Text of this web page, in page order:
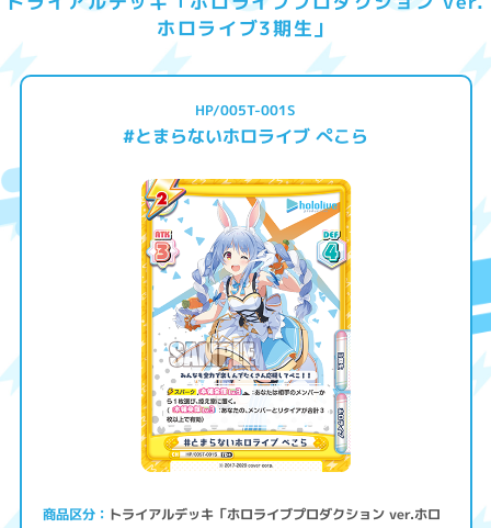
ホロライブ3期生」
HP/005T-001S
#とまらないホロライブ ぺこら
商品区分 トライアルデッキ「ホロライブプロダクション ver.ホロ